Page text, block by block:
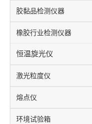
胶黏品检测仪器
橡胶行业检测仪器
恒温旋光仪
激光粒度仪
熔点仪
环境试验箱